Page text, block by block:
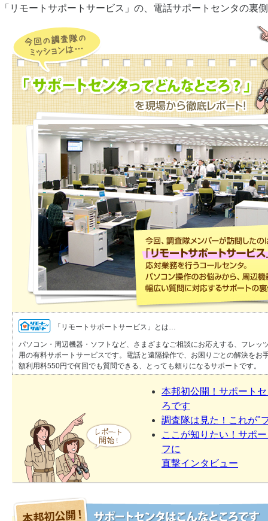
「リモートサポートサービス」の、電話サポートセンタの裏
「リモートサポートサービス」とは…
パソコン・周辺機器・ソフトなど、さまざまなご相談にお応えする、フレッ
用の有料サポートサービスです。電話と遠隔操作で、お困りごとの解決をお
額利用料550円で何回でも質問できる、とっても頼りになるサポートです。
本邦初公開！サポート
ろです
調査隊は見た！これが"
ここが知りたい！サポ
フに
直撃インタビュー